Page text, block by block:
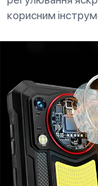
корисним